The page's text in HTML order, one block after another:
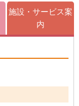
施設・サービス案
内